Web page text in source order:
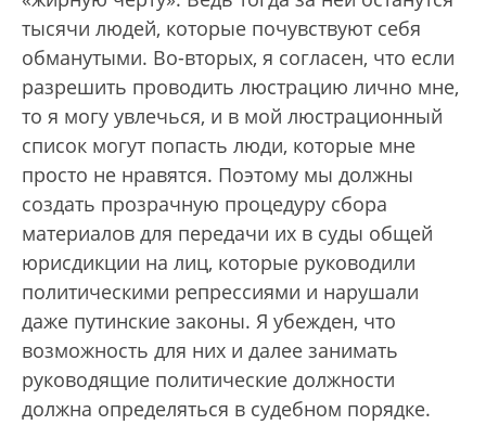
тысячи людей, которые почувствуют себя
обманутыми. Во-вторых, я согласен, что если
разрешить проводить люстрацию лично мне,
то я могу увлечься, и в мой люстрационный
список могут попасть люди, которые мне
просто не нравятся. Поэтому мы должны
создать прозрачную процедуру сбора
материалов для передачи их в суды общей
юрисдикции на лиц, которые руководили
политическими репрессиями и нарушали
даже путинские законы. Я убежден, что
возможность для них и далее занимать
руководящие политические должности
должна определяться в судебном порядке.